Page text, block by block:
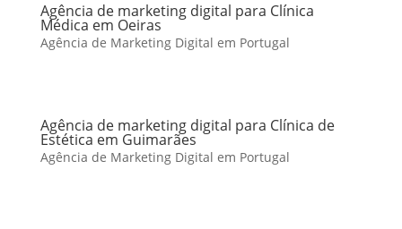
Agência de marketing digital para Clínica
Médica em Oeiras
Agência de Marketing Digital em Portugal
Agência de marketing digital para Clínica de
Estética em Guimarães
Agência de Marketing Digital em Portugal